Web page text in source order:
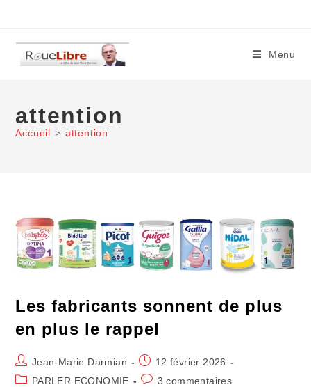
content
Menu
attention
Accueil > attention
Les fabricants sonnent de plus
en plus le rappel
Auteur/autrice
de
Jean-Marie Darmian
Publication
publiée :
12 février 2026
PostPARLER ECONOMIE
Commentaires
3 commentaires